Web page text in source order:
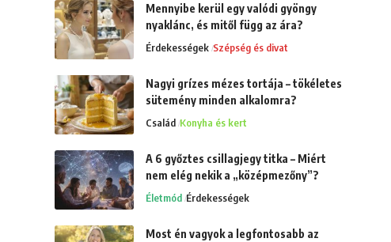
Mennyibe kerül egy valódi gyöngy
nyaklánc, és mitől függ az ára?
Érdekességek Szépség és divat
Nagyi grízes mézes tortája – tökéletes
sütemény minden alkalomra?
Család Konyha és kert
A 6 győztes csillagjegy titka – Miért
nem elég nekik a „középmezőny”?
Életmód Érdekességek
Most én vagyok a legfontosabb az